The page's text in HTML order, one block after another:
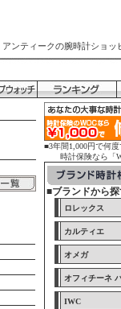
ンティークの腕時計ショッ
■3年間1,000円で何
時計保険なら「
■ブランドから
ロレックス
カルティエ
オメガ
オフィチーネ
IWC